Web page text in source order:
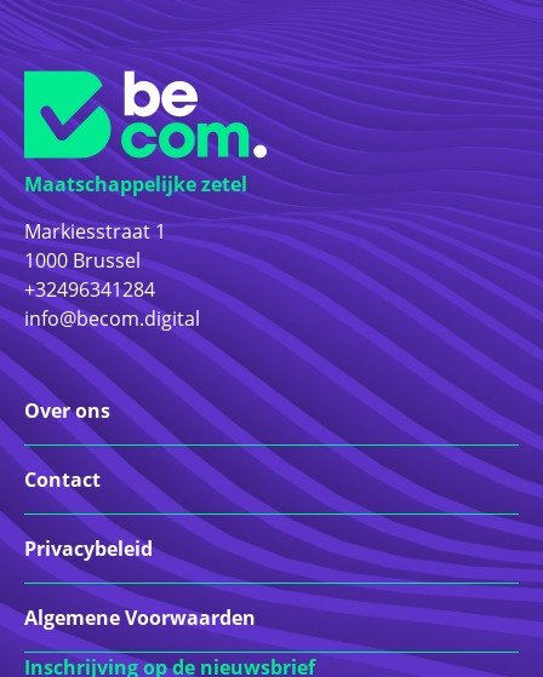
Maatschappelijke zetel
Markiesstraat 1
1000 Brussel
+32496341284
info@becom.digital
Over ons
Contact
Privacybeleid
Algemene Voorwaarden
Inschrijving op de nieuwsbrief